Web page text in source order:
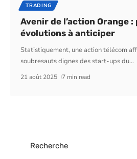
TRADING
Avenir de l’action Orange
évolutions à anticiper
Statistiquement, une action télécom
soubresauts dignes des start-ups du…
21 août 2025 7 min read
Recherche